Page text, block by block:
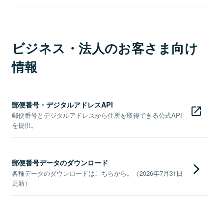
ビジネス・法人のお客さま向け
情報
郵便番号・デジタルアドレスAPI
郵便番号とデジタルアドレスから住所を取得できる公式API
を提供。
郵便番号データのダウンロード
各種データのダウンロードはこちらから。（2026年7月31日
更新）